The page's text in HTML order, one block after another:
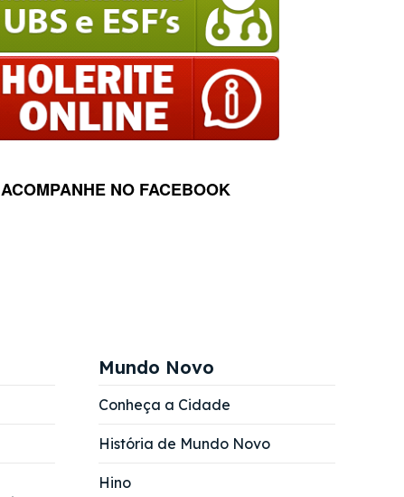
ACOMPANHE NO FACEBOOK
Mundo Novo
Conheça a Cidade
História de Mundo Novo
Hino